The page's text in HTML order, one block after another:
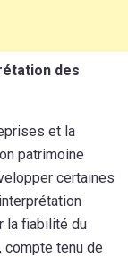
des
et la
patrimoine
certaines
la fiabilité du
tenu de